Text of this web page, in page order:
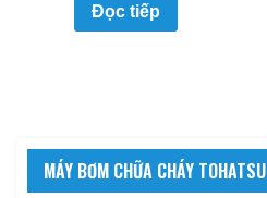
Đọc tiếp
MÁY BƠM CHỮA CHÁY TOHATSU